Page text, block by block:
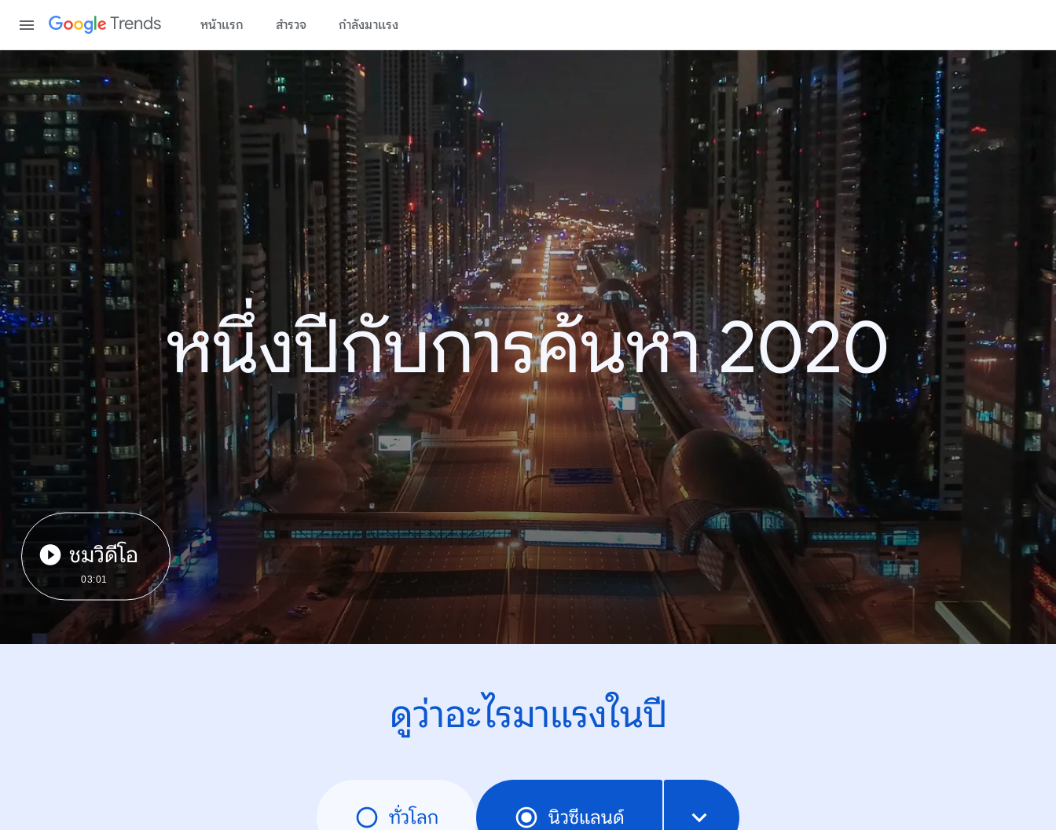
Trends หน้าแรก สำรวจ กำลังมาแรง
หนึ่งปีกับการค้นหา 2020
ชมวิดีโอ
03:01
ดูว่าอะไรมาแรงในปี
ทั่วโลก นิวซีแลนด์